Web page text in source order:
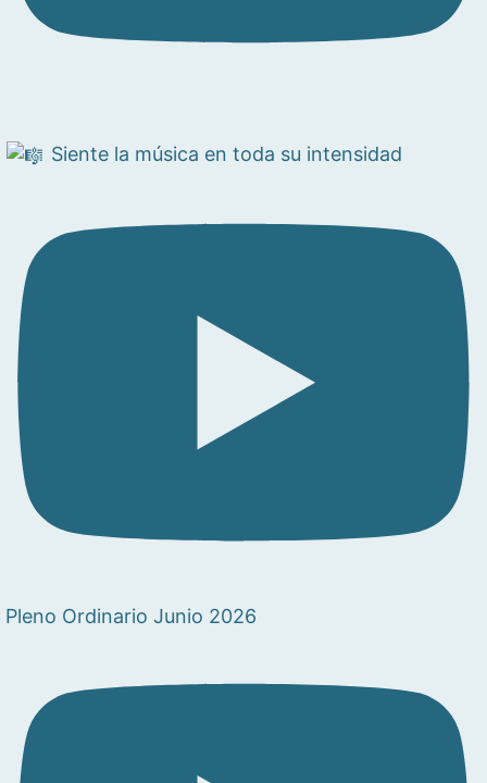
Siente la música en toda su intensidad
Pleno Ordinario Junio 2026